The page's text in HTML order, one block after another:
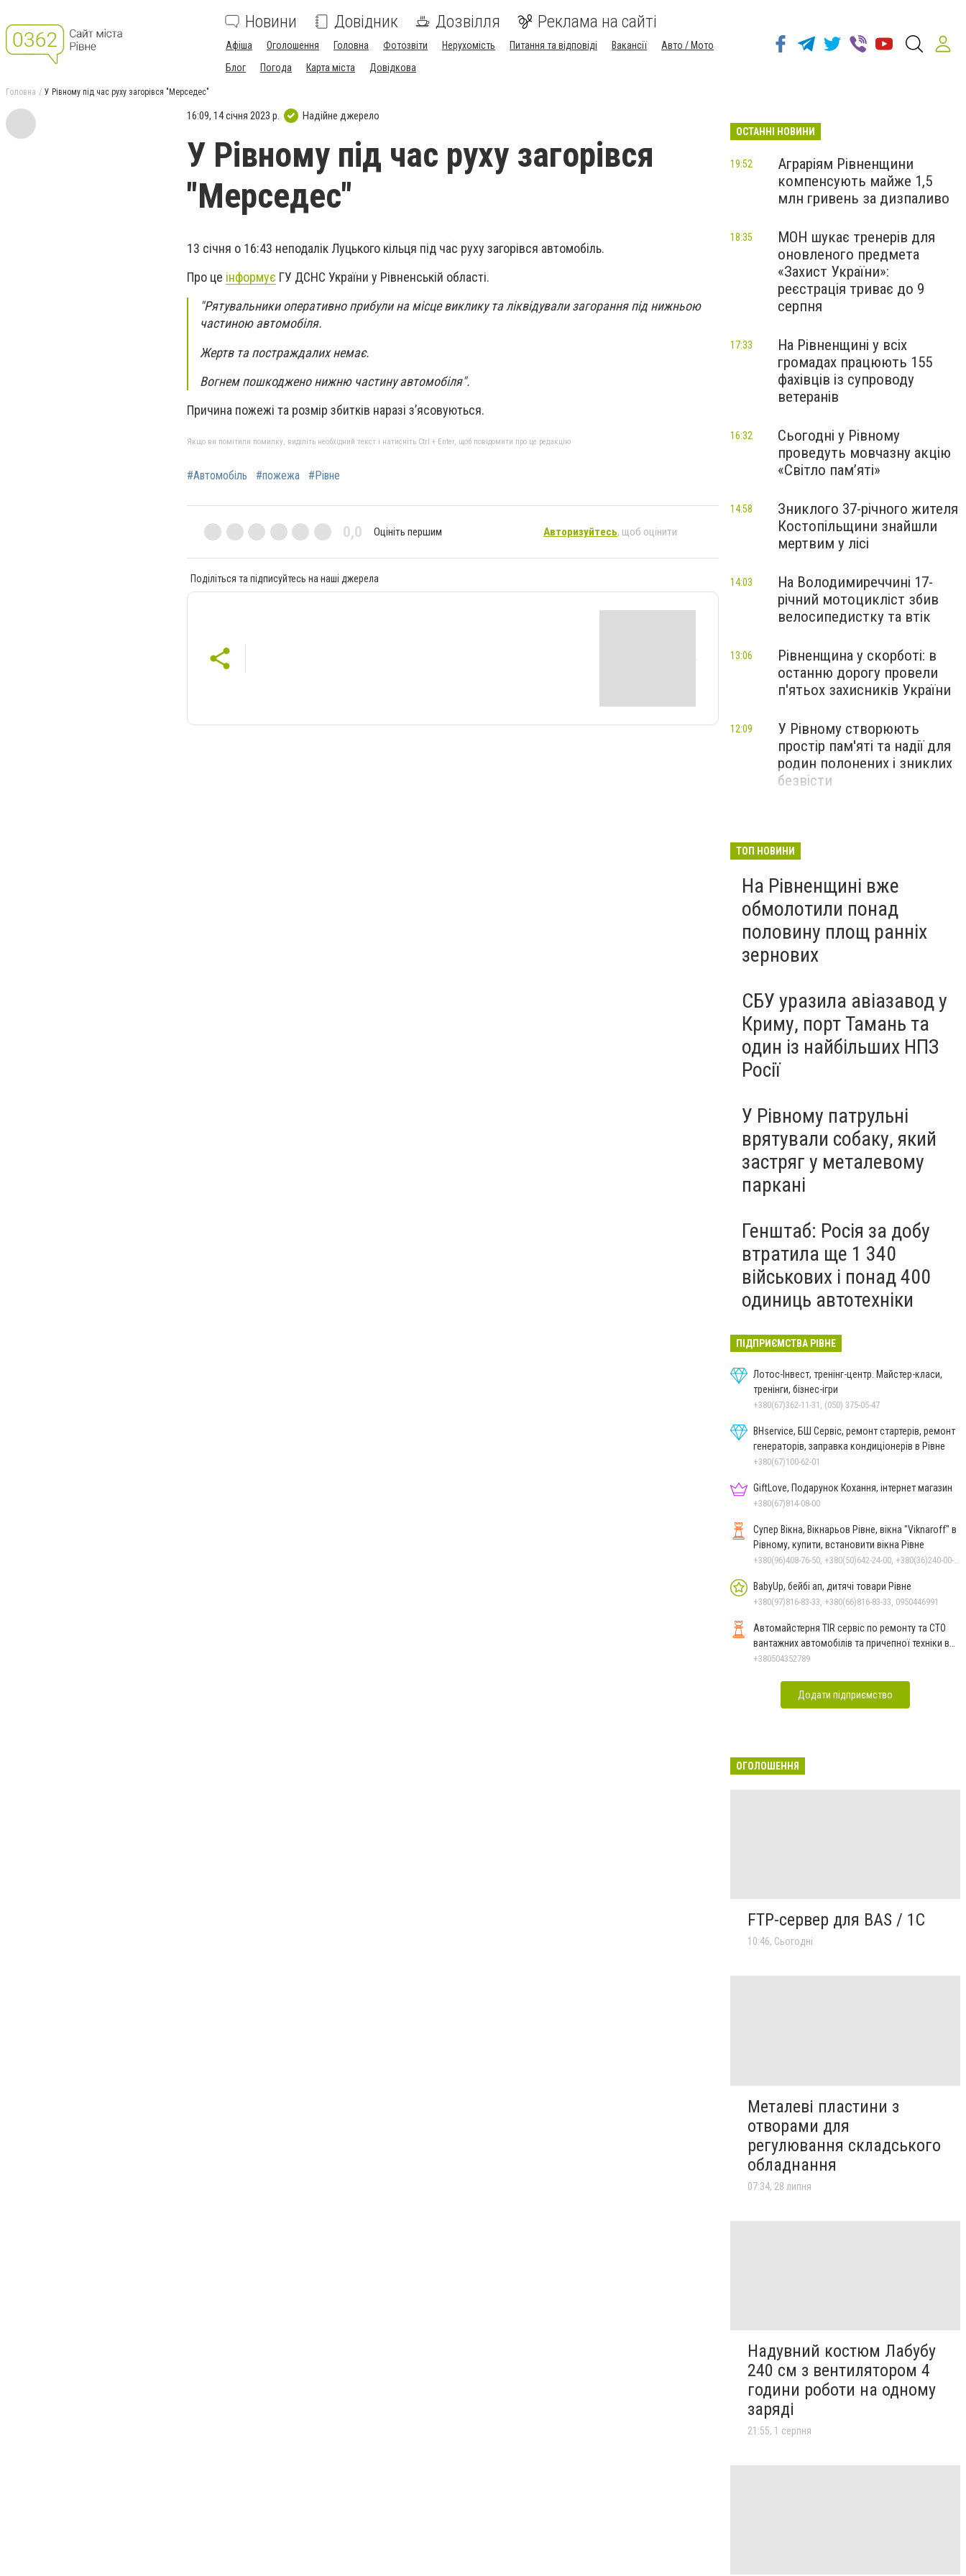
Новини Довідник Дозвілля Реклама на сайті
Афіша Оголошення Головна Фотозвіти Нерухомість Питання та відповіді Вакансії
Авто / Мото
Блог
Погода Карта міста Довідкова
Головна У Рівному під час руху загорівся "Мерседес"
16:09, 14 січня 2023 р. Надійне джерело
У Рівному під час руху загорівся
"Мерседес"
13 січня о 16:43 неподалік Луцького кільця під час руху загорівся автомобіль.
Про це інформує ГУ ДСНС України у Рівненській області.
"Рятувальники оперативно прибули на місце виклику та ліквідували загорання під нижньою
частиною автомобіля.
Жертв та постраждалих немає.
Вогнем пошкоджено нижню частину автомобіля".
Причина пожежі та розмір збитків наразі з’ясовуються.
Якщо ви помітили помилку, виділіть необхідний текст і натисніть Ctrl + Enter, щоб повідомити про це редакцію
#Автомобіль #пожежа #Рівне
0,0 Оцініть першим Авторизуйтесь, щоб оцінити
Поділіться та підписуйтесь на наші джерела
ОСТАННІ НОВИНИ
Аграріям Рівненщини
компенсують майже 1,5
млн гривень за дизпаливо
19:52
МОН шукає тренерів для
оновленого предмета
«Захист України»:
реєстрація триває до 9
серпня
18:35
На Рівненщині у всіх
громадах працюють 155
фахівців із супроводу
ветеранів
17:33
Сьогодні у Рівному
проведуть мовчазну акцію
«Світло пам’яті»
16:32
Зниклого 37-річного жителя
Костопільщини знайшли
мертвим у лісі
14:58
На Володимиреччині 17-
річний мотоцикліст збив
велосипедистку та втік
14:03
Рівненщина у скорботі: в
останню дорогу провели
п'ятьох захисників України
13:06
У Рівному створюють
простір пам'яті та надії для
родин полонених і зниклих
безвісти
12:09
ТОП НОВИНИ
На Рівненщині вже
обмолотили понад
половину площ ранніх
зернових
СБУ уразила авіазавод у
Криму, порт Тамань та
один із найбільших НПЗ
Росії
У Рівному патрульні
врятували собаку, який
застряг у металевому
паркані
Генштаб: Росія за добу
втратила ще 1 340
військових і понад 400
одиниць автотехніки
ПІДПРИЄМСТВА РІВНЕ
Лотос-Інвест, тренінг-центр. Майстер-класи,
тренінги, бізнес-ігри
+380(67)362-11-31, (050) 375-05-47
BHservice, БШ Сервіс, ремонт стартерів, ремонт
генераторів, заправка кондиціонерів в Рівне
+380(67)100-62-01
GiftLove, Подарунок Кохання, інтернет магазин
+380(67)814-08-00
Супер Вікна, Вікнарьов Рівне, вікна "Viknaroff" в
Рівному, купити, встановити вікна Рівне
+380(96)408-76-50, +380(50)642-24-00, +380(36)240-00-23, +380(98)705-00-23
BabyUp, бейбі ап, дитячі товари Рівне
+380(97)816-83-33, +380(66)816-83-33, 0950446991
Автомайстерня TIR сервіс по ремонту та СТО
вантажних автомобілів та причепної техніки в
Рівному
+380504352789
Додати підприємство
ОГОЛОШЕННЯ
FTP-сервер для BAS / 1C
10:46, Сьогодні
Металеві пластини з
отворами для
регулювання складського
обладнання
07:34, 28 липня
Надувний костюм Лабубу
240 см з вентилятором 4
години роботи на одному
заряді
21:55, 1 серпня